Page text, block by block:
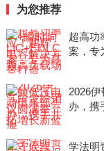
为您推荐
超高功
案，专
2026
办，携
学法明